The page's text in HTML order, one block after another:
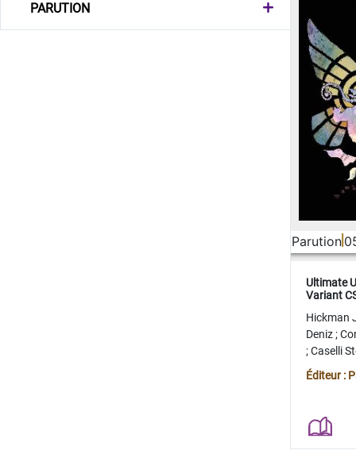
PARUTION
Parution
Ultimate
Variant
Hickman
Deniz;
;Caselli
Juan
Éditeur :